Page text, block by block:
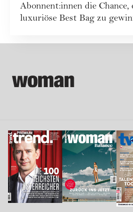
Abonnent:innen die Chance,
luxuriöse Best Bag zu